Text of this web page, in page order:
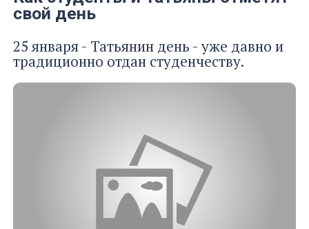
свой день
25 января - Татьянин день - уже давно и
традиционно отдан студенчеству.